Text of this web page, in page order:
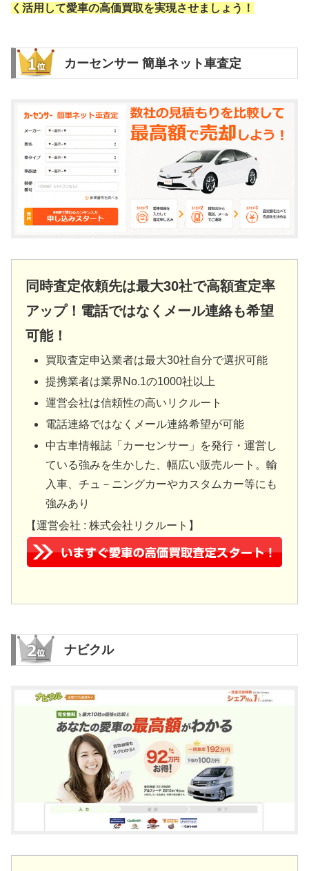
く活用して愛車の高価買取を実現させましょう！
カーセンサー 簡単ネット車査定
同時査定依頼先は最大30社で高額査定率
アップ！電話ではなくメール連絡も希望
可能！
買取査定申込業者は最大30社自分で選択可能
提携業者は業界No.1の1000社以上
運営会社は信頼性の高いリクルート
電話連絡ではなくメール連絡希望が可能
中古車情報誌「カーセンサー」を発行・運営し
ている強みを生かした、幅広い販売ルート。輸
入車、チュ－ニングカーやカスタムカー等にも
強みあり
【運営会社 : 株式会社リクルート】
ナビクル